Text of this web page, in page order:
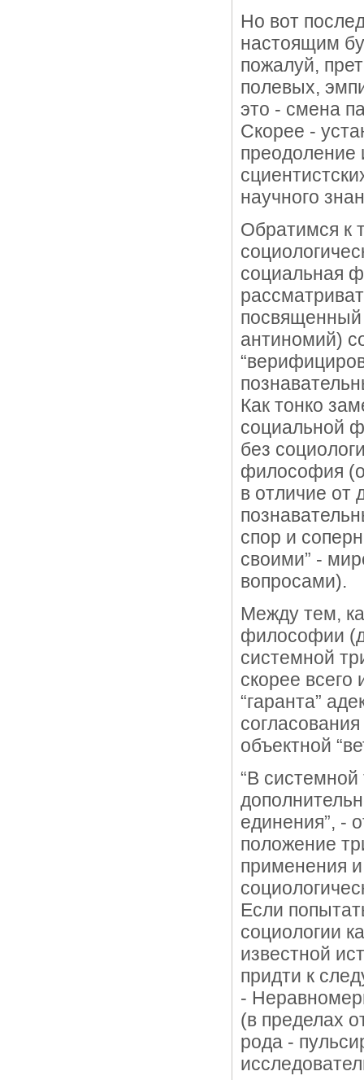
Но вот
настоящим
пожалуй,
полевых,
это - смена
Скорее -
преодоление
научного
Обратимся к
социальная
посвященный
антиномий)
Как тонко
социальной
без
философия
в отличие от
спор и
своими” -
вопросами).
Между тем,
философии
системной
скорее всего
“гаранта”
объектной
“В
единения”, -
положение
применения и
Если
социологии
известной
придти к
-
(в пределах
рода -